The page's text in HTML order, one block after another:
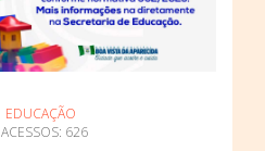
EDUCAÇÃO
ACESSOS: 626